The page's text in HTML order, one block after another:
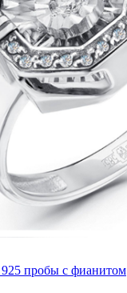
925 пробы с фианитом